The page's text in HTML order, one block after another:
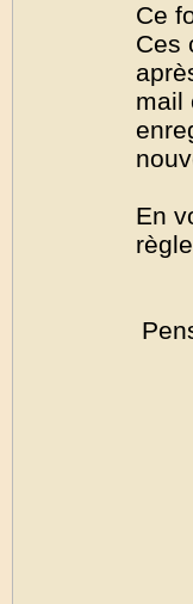
Ce
Ces
mail
En